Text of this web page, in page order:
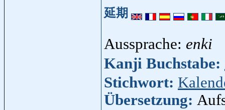
延期
Aussprache: enki
Kanji Buchstabe:
Stichwort:
Übersetzung: